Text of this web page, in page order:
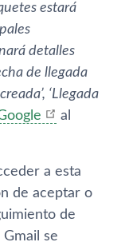
estará
detalles
de llegada
‘Llegada
al
a esta
de aceptar o
de
se